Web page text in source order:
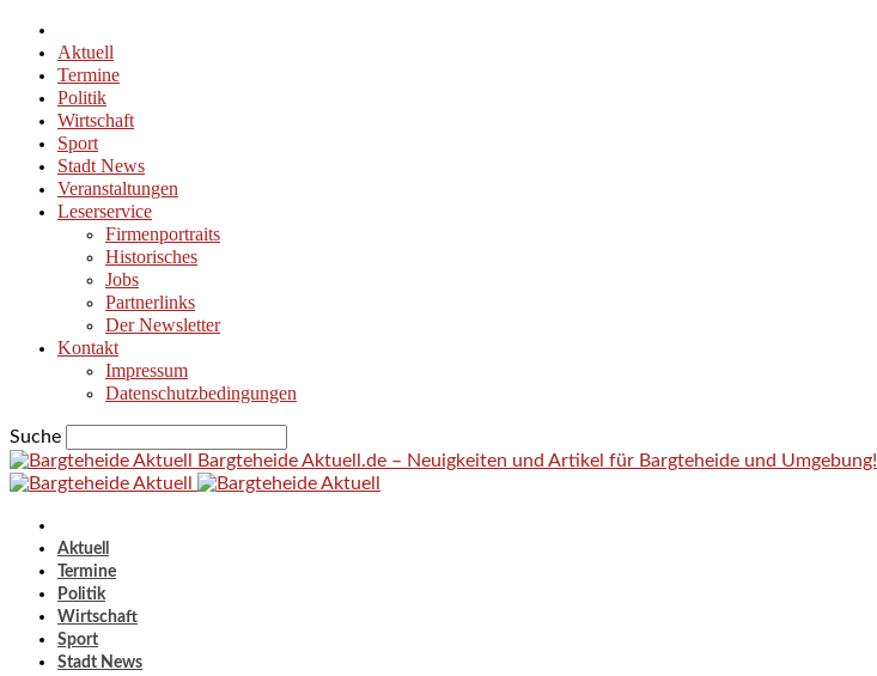
Aktuell
Termine
Politik
Wirtschaft
Sport
Stadt News
Veranstaltungen
Leserservice
Firmenportraits
Historisches
Jobs
Partnerlinks
Der Newsletter
Kontakt
Impressum
Datenschutzbedingungen
Suche
Bargteheide Aktuell.de – Neuigkeiten und Artikel für Bargteheide und Umgebung!
Aktuell
Termine
Politik
Wirtschaft
Sport
Stadt News